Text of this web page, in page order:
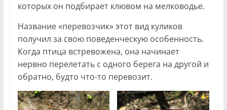
которых он подбирает клювом на мелководье.
Название «перевозчик» этот вид куликов
получил за свою поведенческую особенность.
Когда птица встревожена, она начинает
нервно перелетать с одного берега на другой и
обратно, будто что-то перевозит.